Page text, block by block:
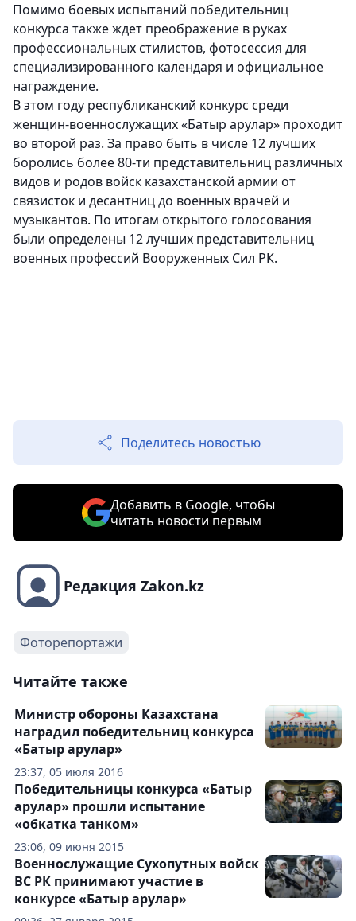
Помимо боевых испытаний победительниц
конкурса также ждет преображение в руках
профессиональных стилистов, фотосессия для
специализированного календаря и официальное
награждение.
В этом году республиканский конкурс среди
женщин-военнослужащих «Батыр арулар» проходит
во второй раз. За право быть в числе 12 лучших
боролись более 80-ти представительниц различных
видов и родов войск казахстанской армии от
связисток и десантниц до военных врачей и
музыкантов. По итогам открытого голосования
были определены 12 лучших представительниц
военных профессий Вооруженных Сил РК.
Поделитесь новостью
Добавить в Google, чтобы
читать новости первым
Редакция Zakon.kz
Фоторепортажи
Читайте также
23:37, 05 июля 2016
Министр обороны Казахстана
наградил победительниц конкурса
«Батыр арулар»
23:06, 09 июня 2015
Победительницы конкурса «Батыр
арулар» прошли испытание
«обкатка танком»
Военнослужащие Сухопутных войск
ВС РК принимают участие в
конкурсе «Батыр арулар»